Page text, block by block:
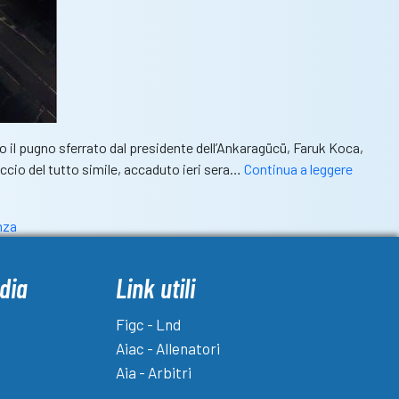
sferrato dal presidente dell’Ankaragücü, Faruk Koca,
del tutto simile, accaduto ieri sera… Continua a leggereFollia
Polo.
Link utili
Figc - Lnd
Aiac - Allenatori
Aia - Arbitri